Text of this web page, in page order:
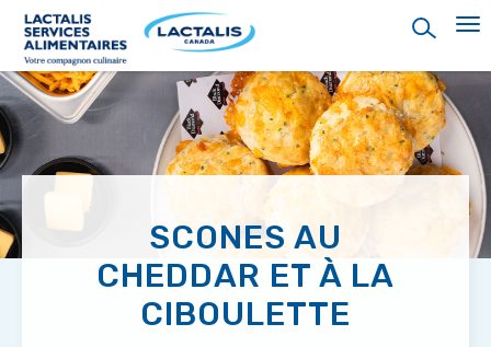
main
content
SCONES AU
CHEDDAR ET À LA
CIBOULETTE